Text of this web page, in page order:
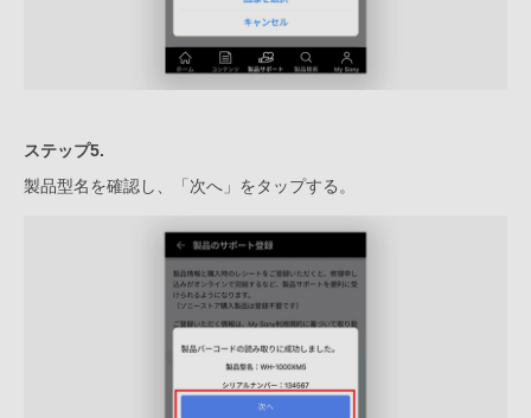
ステップ5.
製品型名を確認し、「次へ」をタップする。